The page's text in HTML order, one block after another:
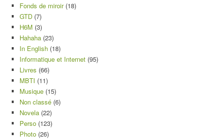
Fonds de miroir(18)
GTD (7)
H6M (3)
Hahaha (23)
In English (18)
Informatique et Internet (95)
Livres (66)
MBTI (11)
Musique (15)
Non classé (6)
Novela (22)
Perso (123)
Photo (26)